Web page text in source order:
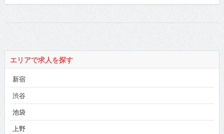
エリアで求人を探す
新宿
渋谷
池袋
上野